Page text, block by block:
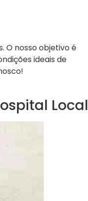
O nosso objetivo é
ideais de
Local